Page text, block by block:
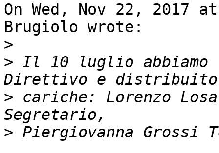
On Wed, Nov 22, 2017
Brugiolo wrote:
>
> Il 10 luglio
> cariche: Lorenzo
>